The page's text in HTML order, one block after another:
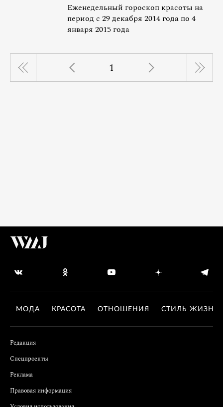
Еженедельный гороскоп красоты на
период с 29 декабря 2014 года по 4
января 2015 года
1
МОДА КРАСОТА ОТНОШЕНИЯ СТИЛЬ ЖИЗНИ
Редакция
Спецпроекты
Реклама
Правовая информация